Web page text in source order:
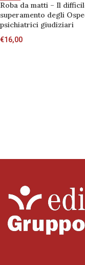
Roba da matti – Il
superamento degli
psichiatrici giudiziari
€16,00